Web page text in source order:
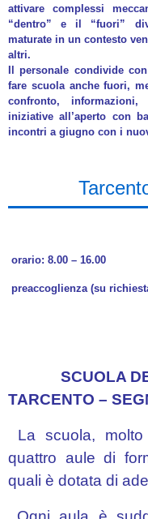
attivare complessi
“dentro” e il “fuori”
maturate in un contesto
altri.
Il personale condivide
fare scuola anche fuori,
confronto,
iniziative all’aperto con
incontri a giugno con i
orario: 8.00 – 16.00
preaccoglienza (su
SCUOLA
TARCENTO –
La scuola,
quattro aule di
quali è dotata di